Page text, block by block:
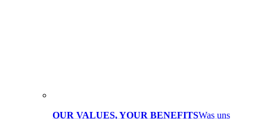
OUR VALUES, YOUR BENEFITSWas uns